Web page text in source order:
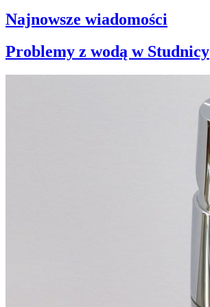
Najnowsze wiadomości
Problemy z wodą w Studnicy